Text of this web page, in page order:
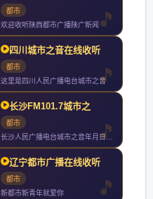
都市
欢迎收听陕西都市广播陕广新闻
四川城市之音在线收听
都市
这里是四川人民广播电台城市之音
长沙FM101.7城市之
都市
长沙人民广播电台城市之音年月日开播湖南一家引进系统的类型化音
辽宁都市广播在线收听
都市
新都市新青年就爱你